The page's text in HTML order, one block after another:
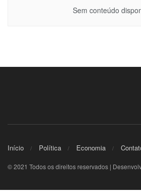
Sem conteúdo
Início Política Economia
© 2021 Todos os direitos reservados |